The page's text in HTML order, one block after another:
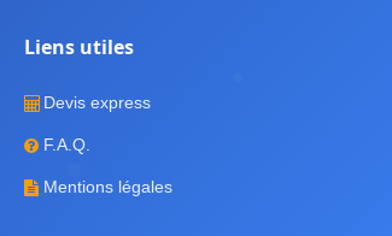
Liens utiles
Devis express
F.A.Q.
Mentions légales